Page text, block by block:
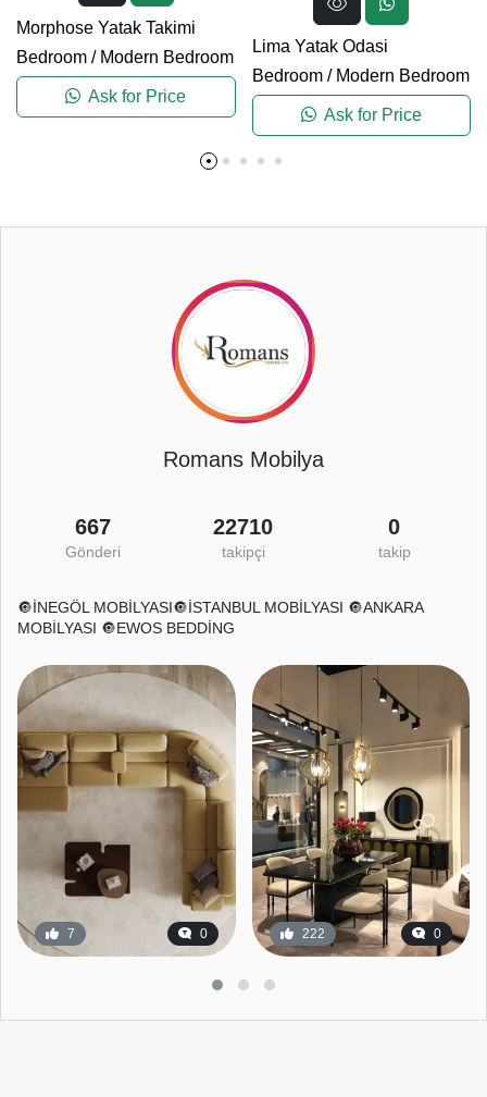
Morphose Yatak Takimi
Bedroom / Modern Bedroom
Ask for Price
Lima Yatak Odasi
Bedroom/ Modern Bedroom
Ask for Price
Romans Mobilya
667
Gönderi
22710
takipçi
0
takip
🔘İNEGÖL MOBİLYASI🔘İSTANBUL MOBİLYASI 🔘ANKARA
MOBİLYASI 🔘EWOS BEDDİNG
7 0 222 0